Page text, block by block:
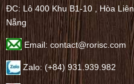
ĐC: Lô 400 Khu B1-10 , Hòa
Nẵng
Email: contact@rorisc.com
Zalo: (+84) 931.939.982